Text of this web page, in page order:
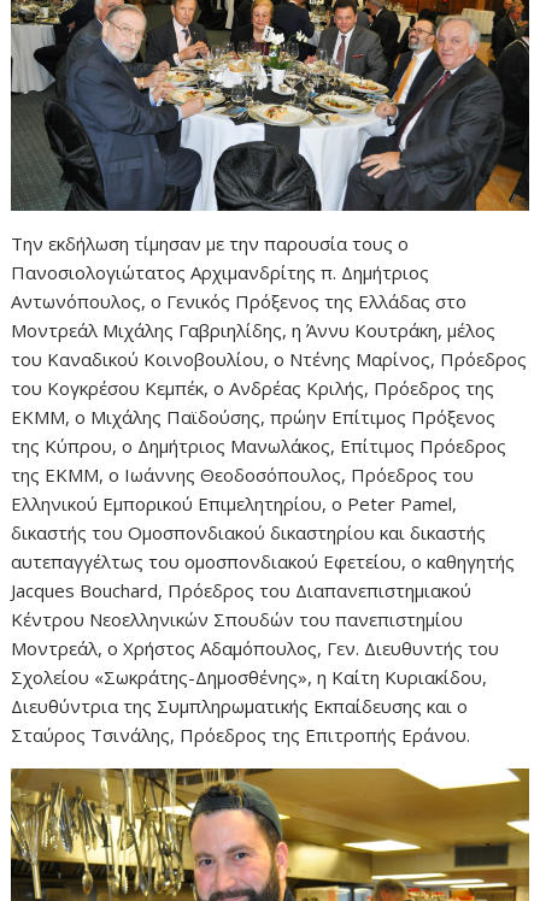
Την εκδήλωση τίμησαν με την παρουσία τους ο
Πανοσιολογιώτατος Αρχιμανδρίτης π. Δημήτριος
Αντωνόπουλος, ο Γενικός Πρόξενος της Ελλάδας στο
Μοντρεάλ Μιχάλης Γαβριηλίδης, η Άννυ Κουτράκη, μέλος
του Καναδικού Κοινοβουλίου, ο Ντένης Μαρίνος, Πρόεδρος
του Κογκρέσου Κεμπέκ, ο Ανδρέας Κριλής, Πρόεδρος της
ΕΚΜΜ, ο Μιχάλης Παϊδούσης, πρώην Επίτιμος Πρόξενος
της Κύπρου, ο Δημήτριος Μανωλάκος, Επίτιμος Πρόεδρος
της ΕΚΜΜ, ο Ιωάννης Θεοδοσόπουλος, Πρόεδρος του
Ελληνικού Εμπορικού Επιμελητηρίου, ο Peter Pamel,
δικαστής του Ομοσπονδιακού δικαστηρίου και δικαστής
αυτεπαγγέλτως του ομοσπονδιακού Εφετείου, ο καθηγητής
Jacques Bouchard, Πρόεδρος του Διαπανεπιστημιακού
Κέντρου Νεοελληνικών Σπουδών του πανεπιστημίου
Μοντρεάλ, ο Χρήστος Αδαμόπουλος, Γεν. Διευθυντής του
Σχολείου «Σωκράτης-Δημοσθένης», η Καίτη Κυριακίδου,
Διευθύντρια της Συμπληρωματικής Εκπαίδευσης και ο
Σταύρος Τσινάλης, Πρόεδρος της Επιτροπής Εράνου.